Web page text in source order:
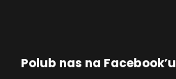
Polub nas na Facebook’u